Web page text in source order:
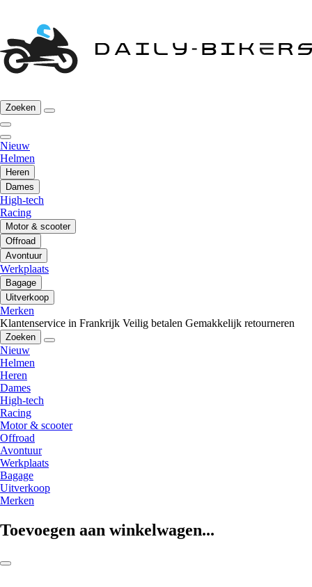
Zoeken
Nieuw
Helmen
Heren
Dames
High-tech
Racing
Motor & scooter
Offroad
Avontuur
Werkplaats
Bagage
Uitverkoop
Merken
Klantenservice in Frankrijk Veilig betalen Gemakkelijk retourneren
Zoeken
Nieuw
Helmen
Heren
Dames
High-tech
Racing
Motor & scooter
Offroad
Avontuur
Werkplaats
Bagage
Uitverkoop
Merken
Toevoegen aan winkelwagen...